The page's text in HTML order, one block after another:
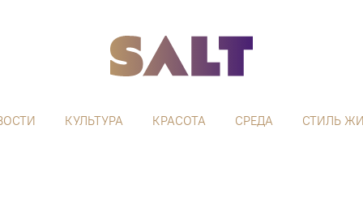
КУЛЬТУРА КРАСОТА СРЕДА СТИЛЬ